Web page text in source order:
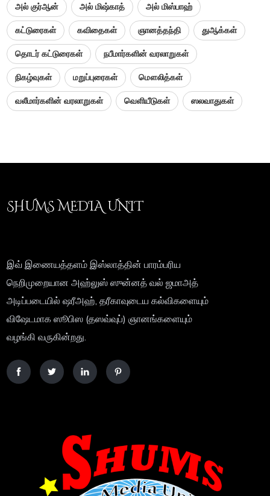
அல் குர்ஆன் அல் மிஷ்காத் அல் மிஸ்பாஹ்
கட்டுரைகள் கவிதைகள் ஞானத்தந்தி துஆக்கள்
தொடர் கட்டுரைகள் நபீமார்களின் வரலாறுகள்
நிகழ்வுகள் மறுப்புரைகள் மௌலித்கள்
வலீமார்களின் வரலாறுகள் வெளியீடுகள் ஸலவாதுகள்
SHUMS MEDIA UNIT
இவ் இணையத்தளம் இஸ்லாத்தின் பாரம்பரிய
நெறிமுறையான அஹ்லுஸ் ஸுன்னத் வல் ஜமாஅத்
அடிப்படையில் ஷரீஅஹ், தரீகாவுடைய கல்விகளையும்
விஷேடமாக ஸூபிஸ (தஸவ்வுப்) ஞானங்களையும்
வழங்கி வருகின்றது.